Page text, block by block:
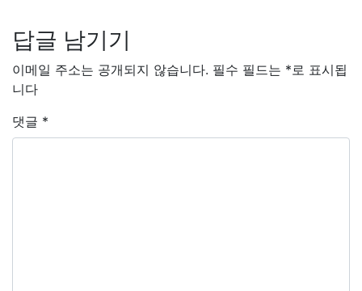
답글 남기기
이메일 주소는 공개되지 않습니다. 필수 필드는 *로 표시됩
니다
댓글 *